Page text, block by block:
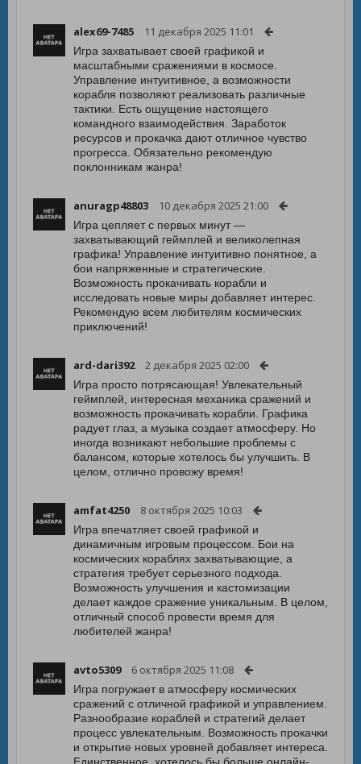
alex69-7485 11 декабря 2025 11:01
Игра захватывает своей графикой и
масштабными сражениями в космосе.
Управление интуитивное, а возможности
корабля позволяют реализовать различные
тактики. Есть ощущение настоящего
командного взаимодействия. Заработок
ресурсов и прокачка дают отличное чувство
прогресса. Обязательно рекомендую
поклонникам жанра!
anuragp48803 10 декабря 2025 21:00
Игра цепляет с первых минут —
захватывающий геймплей и великолепная
графика! Управление интуитивно понятное, а
бои напряженные и стратегические.
Возможность прокачивать корабли и
исследовать новые миры добавляет интерес.
Рекомендую всем любителям космических
приключений!
ard-dari392 2 декабря 2025 02:00
Игра просто потрясающая! Увлекательный
геймплей, интересная механика сражений и
возможность прокачивать корабли. Графика
радует глаз, а музыка создает атмосферу. Но
иногда возникают небольшие проблемы с
балансом, которые хотелось бы улучшить. В
целом, отлично провожу время!
amfat4250 8 октября 2025 10:03
Игра впечатляет своей графикой и
динамичным игровым процессом. Бои на
космических кораблях захватывающие, а
стратегия требует серьезного подхода.
Возможность улучшения и кастомизации
делает каждое сражение уникальным. В целом,
отличный способ провести время для
любителей жанра!
avto5309 6 октября 2025 11:08
Игра погружает в атмосферу космических
сражений с отличной графикой и управлением.
Разнообразие кораблей и стратегий делает
процесс увлекательным. Возможность прокачки
и открытие новых уровней добавляет интереса.